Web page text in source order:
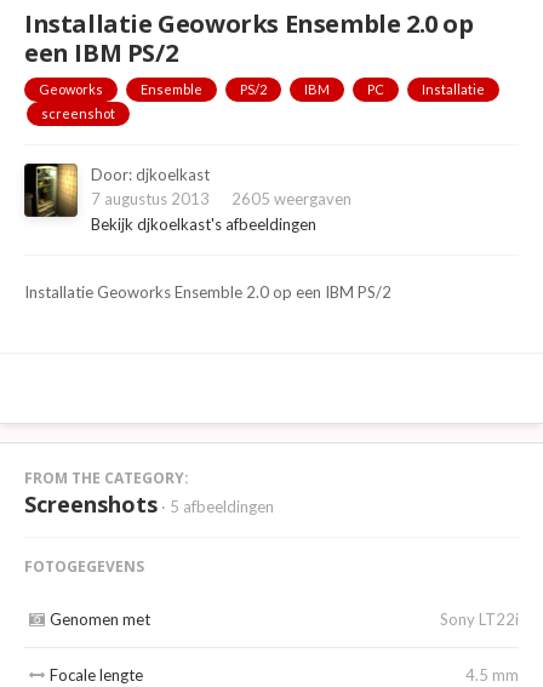
Installatie Geoworks Ensemble 2.0 op
een IBM PS/2
Geoworks Ensemble PS/2 IBM PC
Installatie
screenshot
Door:djkoelkast
7 augustus 2013
2605 weergaven
Bekijk djkoelkast's afbeeldingen
Installatie Geoworks Ensemble 2.0 op een IBM PS/2
FROM THE CATEGORY:
Screenshots · 5 afbeeldingen
FOTOGEGEVENS
Genomen met Sony LT22i
Focale lengte 4.5 mm